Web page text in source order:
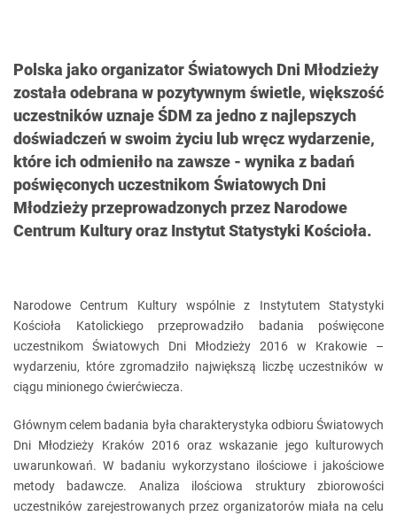
Polska jako organizator Światowych Dni Młodzieży
została odebrana w pozytywnym świetle, większość
uczestników uznaje ŚDM za jedno z najlepszych
doświadczeń w swoim życiu lub wręcz wydarzenie,
które ich odmieniło na zawsze - wynika z badań
poświęconych uczestnikom Światowych Dni
Młodzieży przeprowadzonych przez Narodowe
Centrum Kultury oraz Instytut Statystyki Kościoła.
Narodowe Centrum Kultury wspólnie z Instytutem Statystyki
Kościoła Katolickiego przeprowadziło badania poświęcone
uczestnikom Światowych Dni Młodzieży 2016 w Krakowie –
wydarzeniu, które zgromadziło największą liczbę uczestników w
ciągu minionego ćwierćwiecza.
Głównym celem badania była charakterystyka odbioru Światowych
Dni Młodzieży Kraków 2016 oraz wskazanie jego kulturowych
uwarunkowań. W badaniu wykorzystano ilościowe i jakościowe
metody badawcze. Analiza ilościowa struktury zbiorowości
uczestników zarejestrowanych przez organizatorów miała na celu